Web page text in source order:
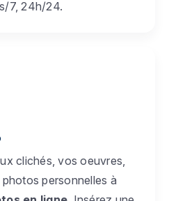
7, 24h/24.
clichés, vos oeuvres,
personnelles à